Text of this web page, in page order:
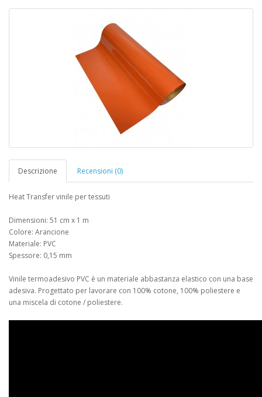
Descrizione Recensioni (0)
Heat Transfer vinile per tessuti
Dimensioni: 51 cm x 1 m
Colore: Arancione
Materiale: PVC
Spessore: 0,15 mm
Vinile termoadesivo PVC è un materiale abbastanza elastico con una base
adesiva. Progettato per lavorare con 100% cotone, 100% poliestere e
una miscela di cotone / poliestere.